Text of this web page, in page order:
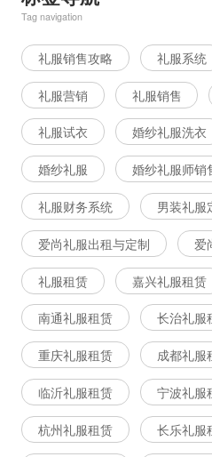
Tag navigation
礼服销售攻略 礼服系统
礼服营销 礼服销售
礼服试衣 婚纱礼服洗衣
婚纱礼服 婚纱礼服师销
礼服财务系统 男装礼服
爱尚礼服出租与定制 爱
礼服租赁 嘉兴礼服租赁
南通礼服租赁 长治礼服
重庆礼服租赁 成都礼服
临沂礼服租赁 宁波礼服
杭州礼服租赁 长乐礼服